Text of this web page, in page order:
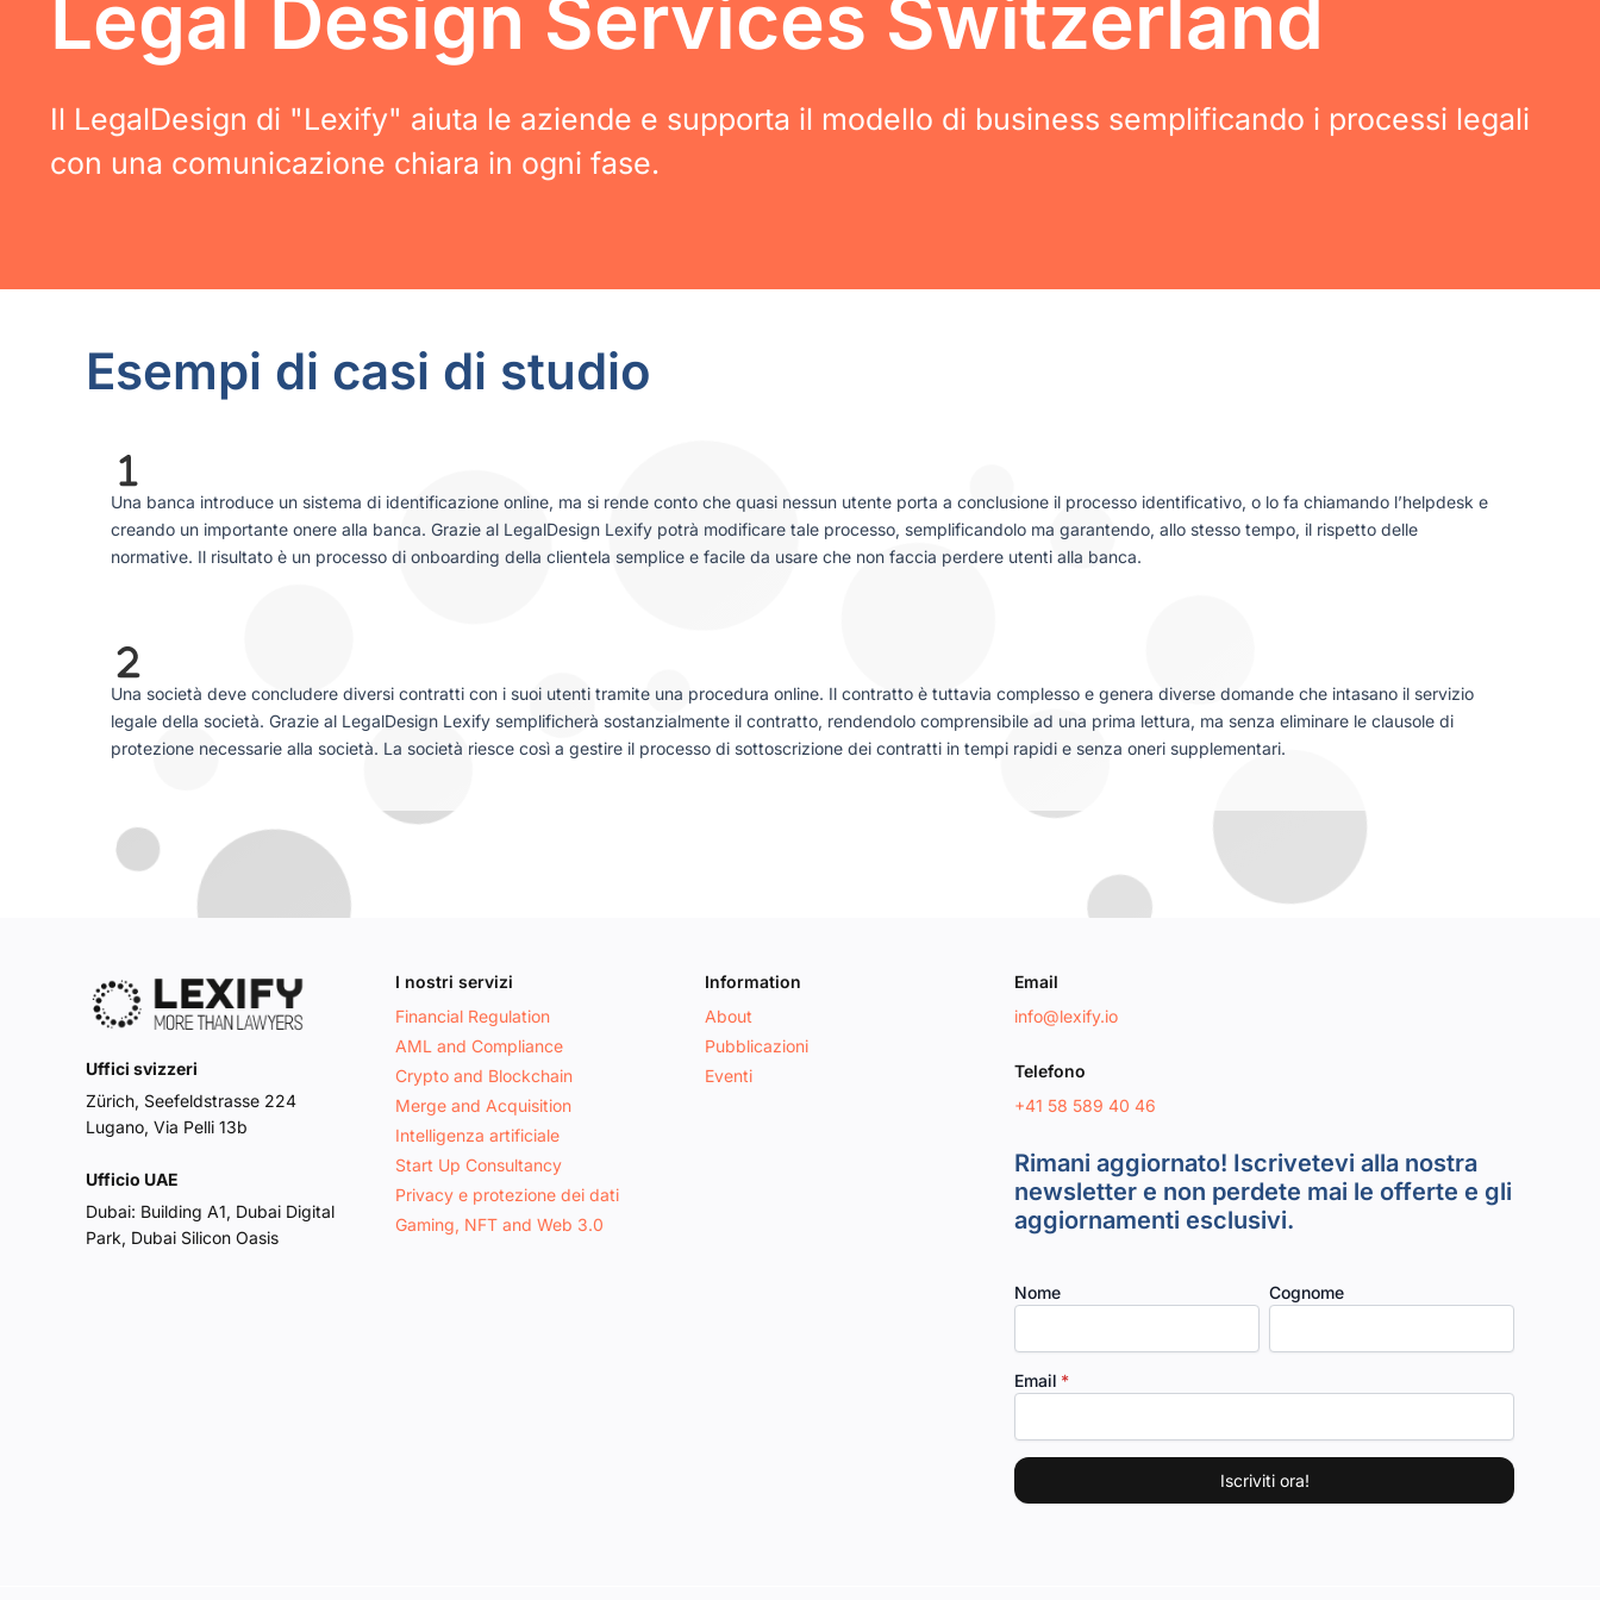
Legal Design Services Switzerland
Il LegalDesign di "Lexify" aiuta le aziende e supporta il modello di business semplificando i processi legali
con una comunicazione chiara in ogni fase.
Esempi di casi di studio
Una banca introduce un sistema di identificazione online, ma si rende conto che quasi nessun utente porta a conclusione il processo identificativo, o lo fa chiamando l’helpdesk e
creando un importante onere alla banca. Grazie al LegalDesign Lexify potrà modificare tale processo, semplificandolo ma garantendo, allo stesso tempo, il rispetto delle
normative. Il risultato è un processo di onboarding della clientela semplice e facile da usare che non faccia perdere utenti alla banca.
Una società deve concludere diversi contratti con i suoi utenti tramite una procedura online. Il contratto è tuttavia complesso e genera diverse domande che intasano il servizio
legale della società. Grazie al LegalDesign Lexify semplificherà sostanzialmente il contratto, rendendolo comprensibile ad una prima lettura, ma senza eliminare le clausole di
protezione necessarie alla società. La società riesce così a gestire il processo di sottoscrizione dei contratti in tempi rapidi e senza oneri supplementari.
Uffici svizzeri
Zürich, Seefeldstrasse 224
Lugano, Via Pelli 13b
Ufficio UAE
Dubai: Building A1, Dubai Digital
Park, Dubai Silicon Oasis
I nostri servizi
Financial Regulation
AML and Compliance
Crypto and Blockchain
Merge and Acquisition
Intelligenza artificiale
Start Up Consultancy
Privacy e protezione dei dati
Gaming, NFT and Web 3.0
Information
About
Pubblicazioni
Eventi
Email
info@lexify.io
Telefono
+41 58 589 40 46
Rimani aggiornato! Iscrivetevi alla nostra
newsletter e non perdete mai le offerte e gli
aggiornamenti esclusivi.
Nome Cognome
Email